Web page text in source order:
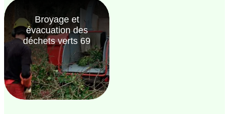
Broyage et
évacuation des
déchets verts 69